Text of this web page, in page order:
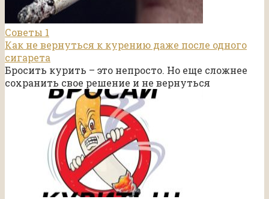
Советы 1
Как не вернуться к курению даже после одного
сигарета
Бросить курить – это непросто. Но еще сложнее
сохранить свое решение и не вернуться